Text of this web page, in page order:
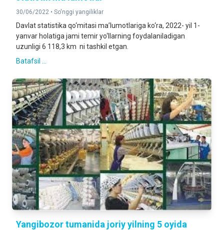
30/06/2022 • So'nggi yangiliklar
Davlat statistika qo‘mitasi ma’lumotlariga ko‘ra, 2022- yil 1-
yanvar holatiga jami temir yo‘llarning foydalaniladigan
uzunligi 6 118,3 km ni tashkil etgan.
Batafsil ...
Yangibozor tumanida joriy yilning 5 oyida